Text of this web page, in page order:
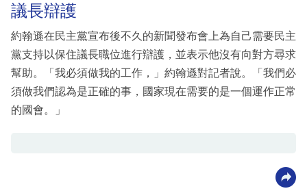
議長辯護
約翰遜在民主黨宣布後不久的新聞發布會上為自己需要民主
黨支持以保住議長職位進行辯護，並表示他沒有向對方尋求
幫助。「我必須做我的工作，」約翰遜對記者說。「我們必
須做我們認為是正確的事，國家現在需要的是一個運作正常
的國會。」